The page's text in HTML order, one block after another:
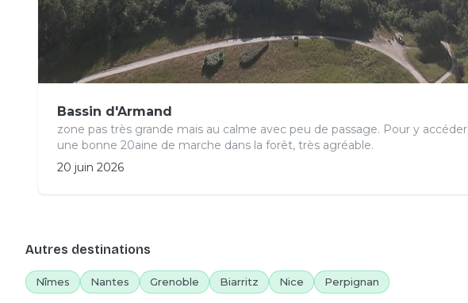
Bassin d'Armand
zone pas très grande mais au calme avec peu de passage. Pour y accéder
une bonne 20aine de marche dans la forêt, très agréable.
20 juin 2026
Autres destinations
Nîmes Nantes Grenoble Biarritz Nice Perpignan